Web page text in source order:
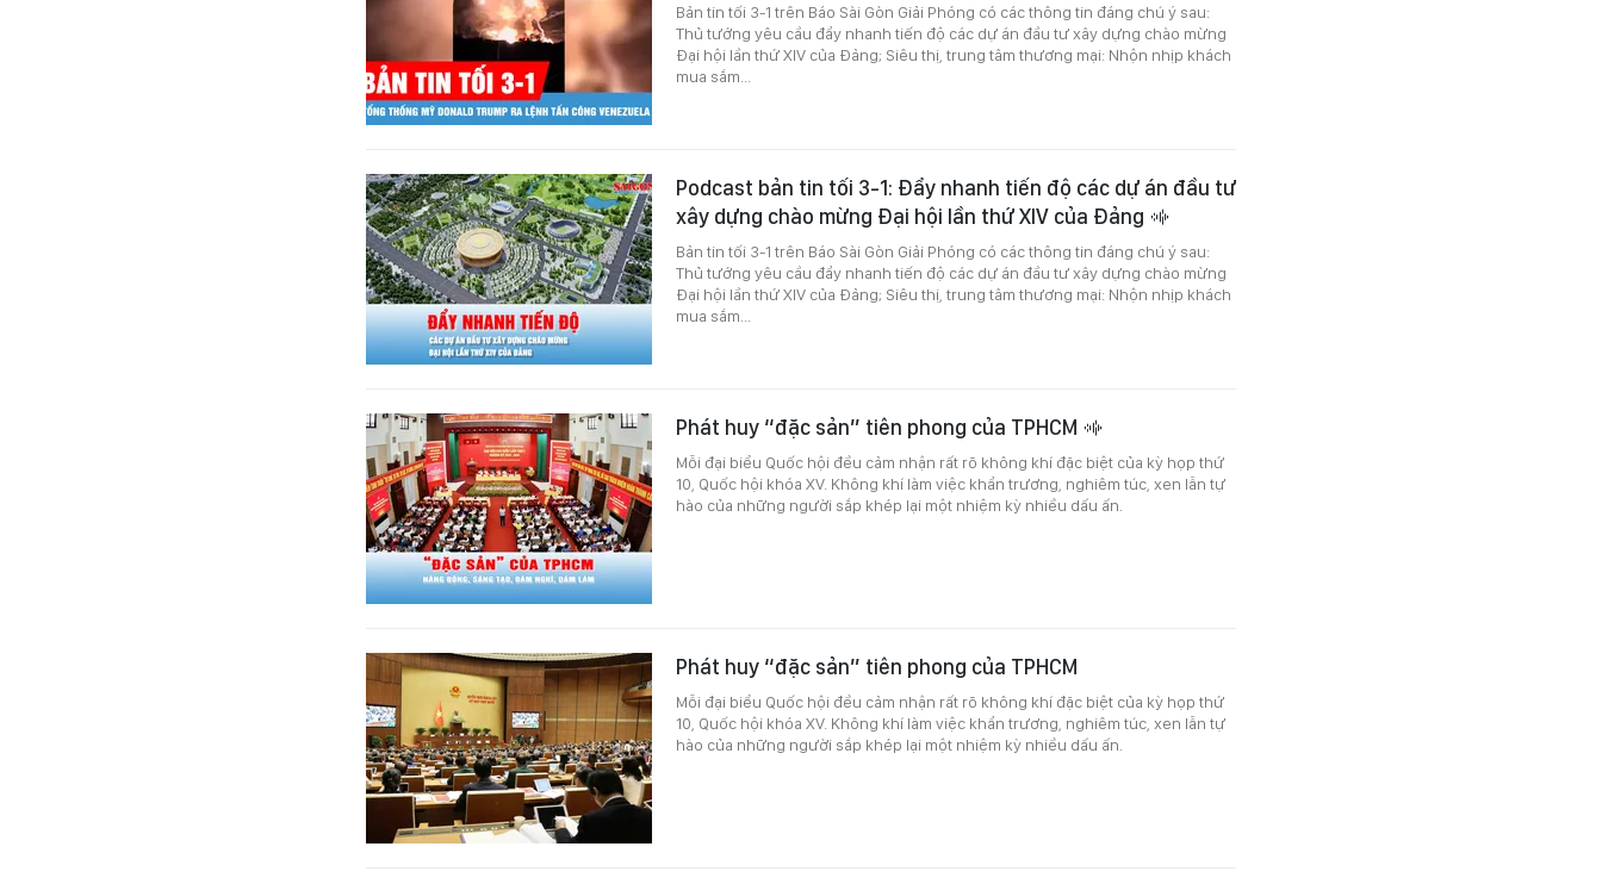
Bản tin tối 3-1 trên Báo Sài Gòn Giải Phóng có các thông tin đáng chú ý sau:
Thủ tướng yêu cầu đẩy nhanh tiến độ các dự án đầu tư xây dựng chào mừng
Đại hội lần thứ XIV của Đảng; Siêu thị, trung tâm thương mại: Nhộn nhịp khách
mua sắm...
Podcast bản tin tối 3-1: Đẩy nhanh tiến độ các dự án đầu tư
xây dựng chào mừng Đại hội lần thứ XIV của Đảng
Bản tin tối 3-1 trên Báo Sài Gòn Giải Phóng có các thông tin đáng chú ý sau:
Thủ tướng yêu cầu đẩy nhanh tiến độ các dự án đầu tư xây dựng chào mừng
Đại hội lần thứ XIV của Đảng; Siêu thị, trung tâm thương mại: Nhộn nhịp khách
mua sắm...
Phát huy “đặc sản” tiên phong của TPHCM
Mỗi đại biểu Quốc hội đều cảm nhận rất rõ không khí đặc biệt của kỳ họp thứ
10, Quốc hội khóa XV. Không khí làm việc khẩn trương, nghiêm túc, xen lẫn tự
hào của những người sắp khép lại một nhiệm kỳ nhiều dấu ấn.
Phát huy “đặc sản” tiên phong của TPHCM
Mỗi đại biểu Quốc hội đều cảm nhận rất rõ không khí đặc biệt của kỳ họp thứ
10, Quốc hội khóa XV. Không khí làm việc khẩn trương, nghiêm túc, xen lẫn tự
hào của những người sắp khép lại một nhiệm kỳ nhiều dấu ấn.